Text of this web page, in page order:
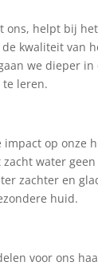
helpt bij
kwaliteit van
we dieper
leren.
op
water
zachter en
huid.
voor ons